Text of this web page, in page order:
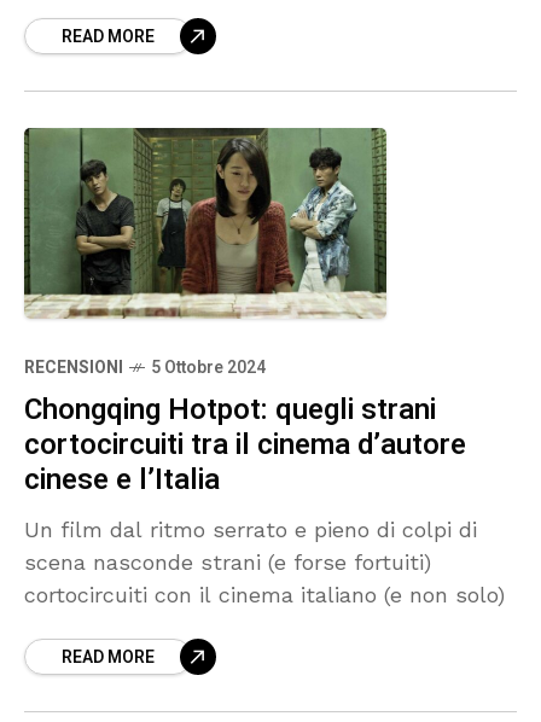
risolvere un'enigma.
READ MORE
RECENSIONI 5 Ottobre 2024
Chongqing Hotpot: quegli strani
cortocircuiti tra il cinema d’autore
cinese e l’Italia
Un film dal ritmo serrato e pieno di colpi di
scena nasconde strani (e forse fortuiti)
cortocircuiti con il cinema italiano (e non solo)
READ MORE